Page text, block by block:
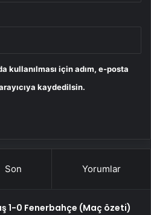
kullanılması için adım, e-posta
kaydedilsin.
Son Yorumlar
1-0 Fenerbahçe (Maç özeti)